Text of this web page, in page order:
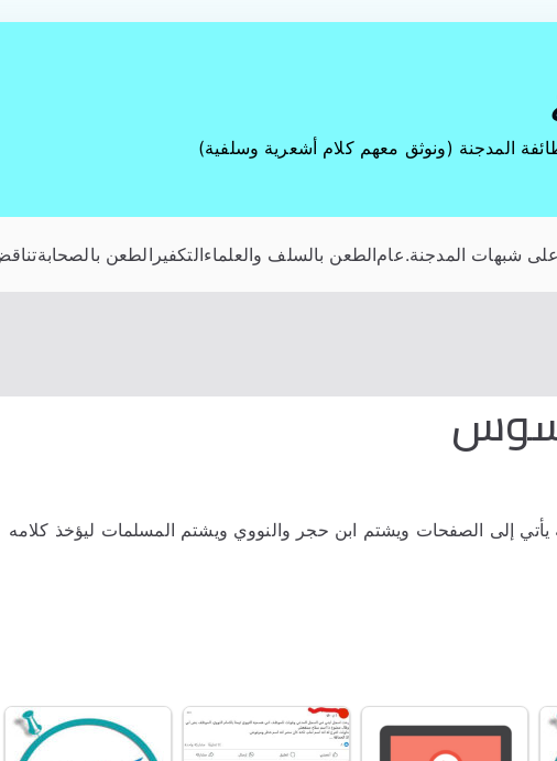
المدجنة (ونوثق معهم كلام أشعرية وسلفية)
على شبهات المدجنة.عامالطعن بالسلف والعلماءالتكفير الطعن بالصحابة
إلى الصفحات ويشتم ابن حجر والنووي ويشتم المسلمات ليؤخذ كلامه